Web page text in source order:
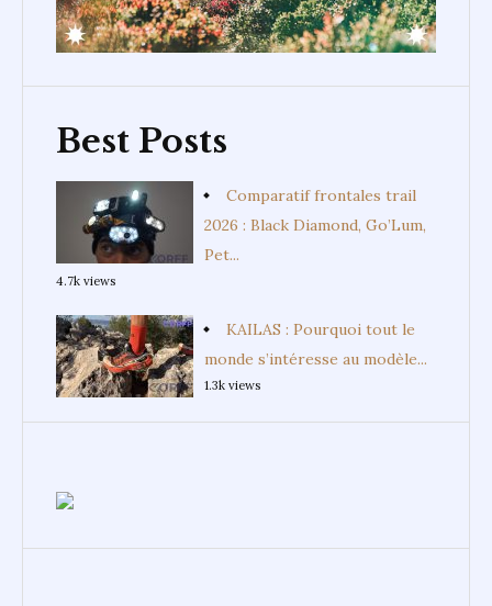
Best Posts
Comparatif frontales trail
2026 : Black Diamond, Go’Lum,
Pet...
4.7k views
KAILAS : Pourquoi tout le
monde s’intéresse au modèle...
1.3k views